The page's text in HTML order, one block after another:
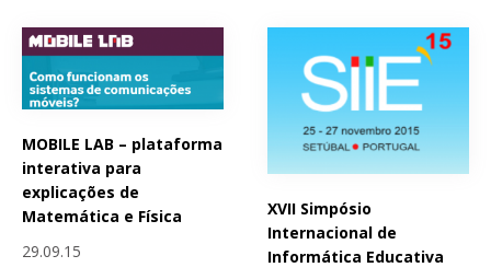
MOBILE LAB – plataforma
interativa para
explicações de
Matemática e Física
29.09.15
XVII Simpósio
Internacional de
Informática Educativa